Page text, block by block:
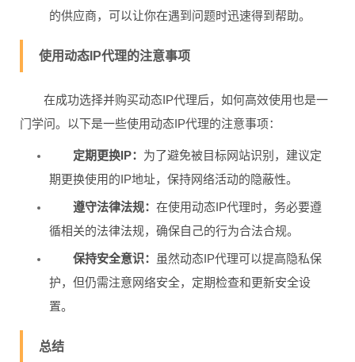
的供应商，可以让你在遇到问题时迅速得到帮助。
使用动态IP代理的注意事项
在成功选择并购买动态IP代理后，如何高效使用也是一
门学问。以下是一些使用动态IP代理的注意事项：
定期更换IP： 为了避免被目标网站识别，建议定
期更换使用的IP地址，保持网络活动的隐蔽性。
遵守法律法规： 在使用动态IP代理时，务必要遵
循相关的法律法规，确保自己的行为合法合规。
保持安全意识：
虽然动态IP代理可以提高隐私保
护，但仍需注意网络安全，定期检查和更新安全设
置。
总结